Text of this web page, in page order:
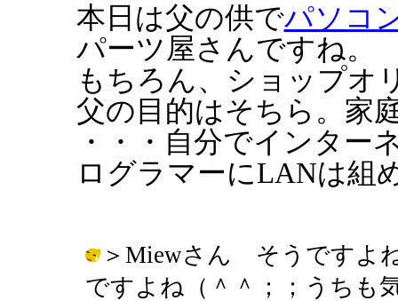
本日は父の供でパソコ
パーツ屋さんですね。
もちろん、ショップオ
父の目的はそちら。家
・・・自分でインター
ログラマーにLANは組
＞Miewさん そうですよ
ですよね（＾＾；；うちも